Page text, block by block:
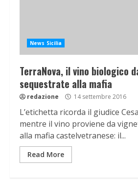
News Sicilia
TerraNova, il vino biologico
sequestrate alla mafia
redazione 14 settembre 2016
L’etichetta ricorda il giudice
mentre il vino proviene da
alla mafia castelvetranese: il...
Read More